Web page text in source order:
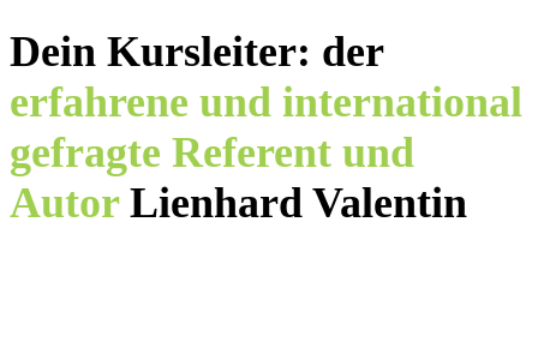
Dein Kursleiter: der
erfahrene und international
gefragte Referent und
AutorLienhard Valentin